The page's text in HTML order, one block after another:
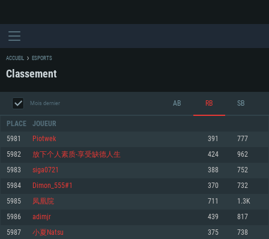
CONFIGURATION SYSTÈME REQUISE
Minimum
Minimum
Minimum
ACCUEIL ESPORTS
Classement
Mois dernier AB RB SB
PLACE JOUEUR
5981 Piotwek 391 777
5982 放下个人素质-享受缺德人生 424 962
5983 siga0721 388 752
5984 Dimon_555#1 370 732
5985 凤凰院 711 1.3K
5986 adimjr 439 817
5987 小夏Natsu 375 738